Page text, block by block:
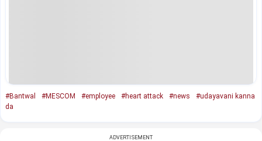
#Bantwal #MESCOM #employee #heart attack #news
#udayavani kanna
da
ADVERTISEMENT